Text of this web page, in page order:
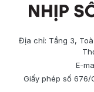
Địa chỉ: Tầng 3,
E-
Giấy phép số 676/